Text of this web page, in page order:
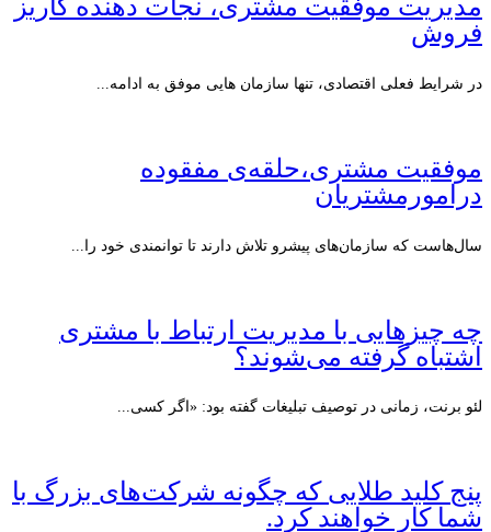
مدیریت موفقیت مشتری، نجات دهنده کاریز
فروش
در شرایط فعلی اقتصادی، تنها سازمان هایی موفق به ادامه...
موفقیت مشتری،حلقه‌ی مفقوده
درامورمشتریان
سال‌هاست که سازمان‌های پیشرو تلاش دارند تا توانمندی خود را...
چه چیزهایی با مدیریت ارتباط با مشتری
اشتباه گرفته می‌شوند؟
لئو برنت، زمانی در توصیف تبلیغات گفته بود: «اگر کسی...
پنج کلید طلایی که چگونه شرکت‌های بزرگ با
شما کار خواهند کرد.